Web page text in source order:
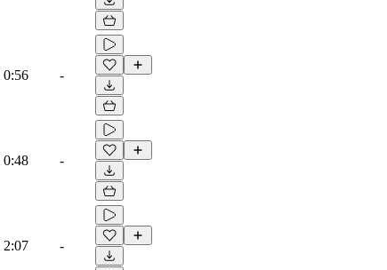
0:56 -
0:48 -
2:07 -